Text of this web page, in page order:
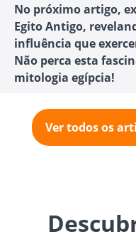
No próximo artigo,
Egito Antigo,
influência que
Não perca esta
mitologia egípcia!
Ver todos os